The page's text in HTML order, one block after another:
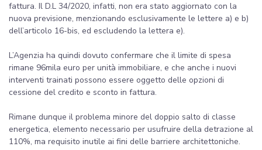
fattura. Il D.L 34/2020, infatti, non era stato aggiornato con la
nuova previsione, menzionando esclusivamente le lettere a) e b)
dell’articolo 16-bis, ed escludendo la lettera e).
L’Agenzia ha quindi dovuto confermare che il limite di spesa
rimane 96mila euro per unità immobiliare, e che anche i nuovi
interventi trainati possono essere oggetto delle opzioni di
cessione del credito e sconto in fattura.
Rimane dunque il problema minore del doppio salto di classe
energetica, elemento necessario per usufruire della detrazione al
110%, ma requisito inutile ai fini delle barriere architettoniche.